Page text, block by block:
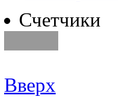
Счетчики
Вверх